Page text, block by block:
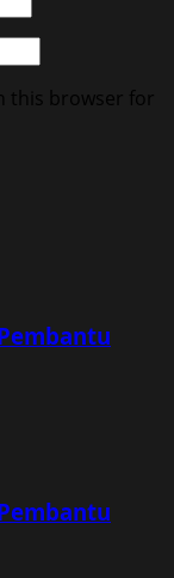
this browser for